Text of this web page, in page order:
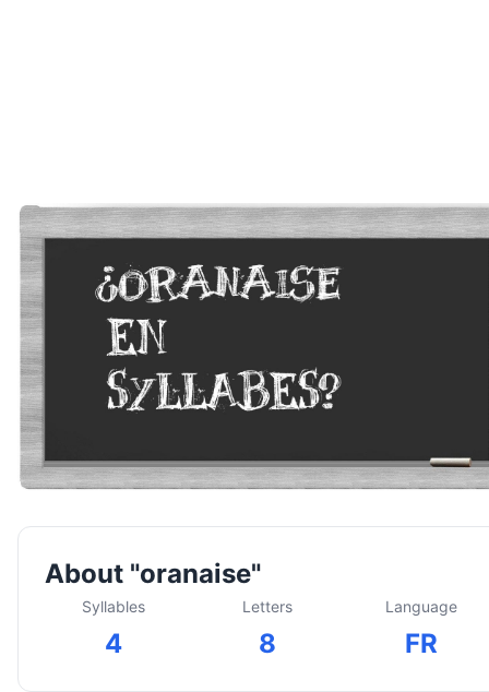
About "oranaise"
Syllables
4
Letters
8
Language
FR